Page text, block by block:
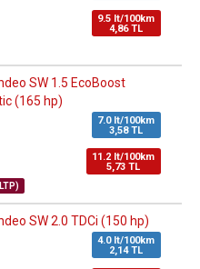
9.5 lt/100km
4,86 TL
SW 1.5 EcoBoost
(165 hp)
7.0 lt/100km
3,58 TL
11.2 lt/100km
5,73 TL
SW 2.0 TDCi (150 hp)
4.0 lt/100km
2,14 TL